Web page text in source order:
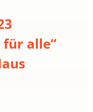
alle“